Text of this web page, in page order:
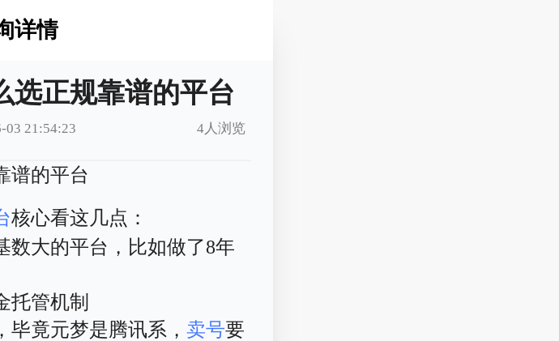
详情
选正规靠谱的平台
03 21:54:23 4人浏览
谱的平台
核心看这几点：
数大的平台，比如做了8年
托管机制
毕竟元梦是腾讯系，卖号要